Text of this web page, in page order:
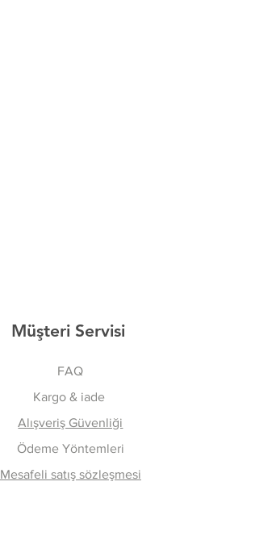
Müşteri Servisi
FAQ
Kargo & iade
Alışveriş Güvenliği
Ödeme Yöntemleri
Mesafeli satış sözleşmesi